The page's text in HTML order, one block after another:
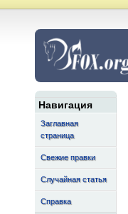
Навигация
Заглавная
страница
Свежие правки
Случайная статья
Справка